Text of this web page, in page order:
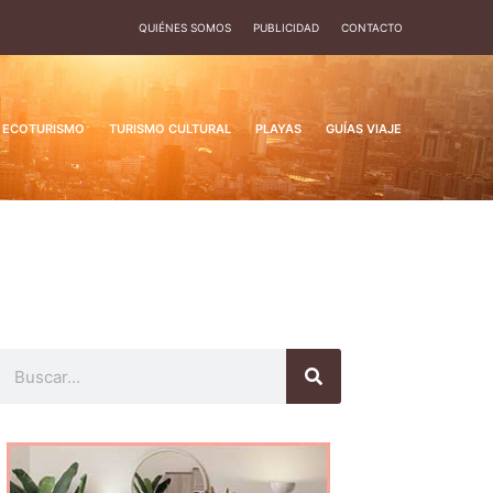
QUIÉNES SOMOS PUBLICIDAD CONTACTO
ECOTURISMO TURISMO CULTURAL PLAYAS GUÍAS VIAJE